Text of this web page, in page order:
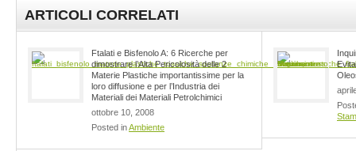
ARTICOLI CORRELATI
Ftalati e Bisfenolo A: 6 Ricerche per
dimostrare l’Alta Pericolosità delle 2
Materie Plastiche importantissime per la
loro diffusione e per l’Industria dei
Materiali dei Materiali Petrolchimici
ottobre 10, 2008
Posted inAmbiente